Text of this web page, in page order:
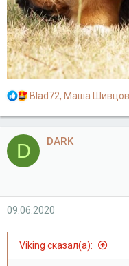
Р
а
к
ц
и
Blad72, Маша
D DARK
09.06.2020
Viking сказал(а):